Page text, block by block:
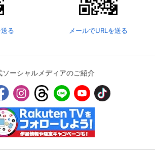
る メールでURLを送る
ソーシャルメディアのご紹介